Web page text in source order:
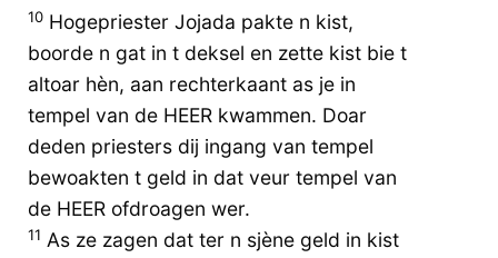
10 Hogepriester Jojada pakte n kist,
boorde n gat in t deksel en zette kist bie t
altoar hèn, aan rechterkaant as je in
tempel van de HEER kwammen. Doar
deden priesters dij ingang van tempel
bewoakten t geld in dat veur tempel van
de HEER ofdroagen wer.
11 As ze zagen dat ter n sjène geld in kist